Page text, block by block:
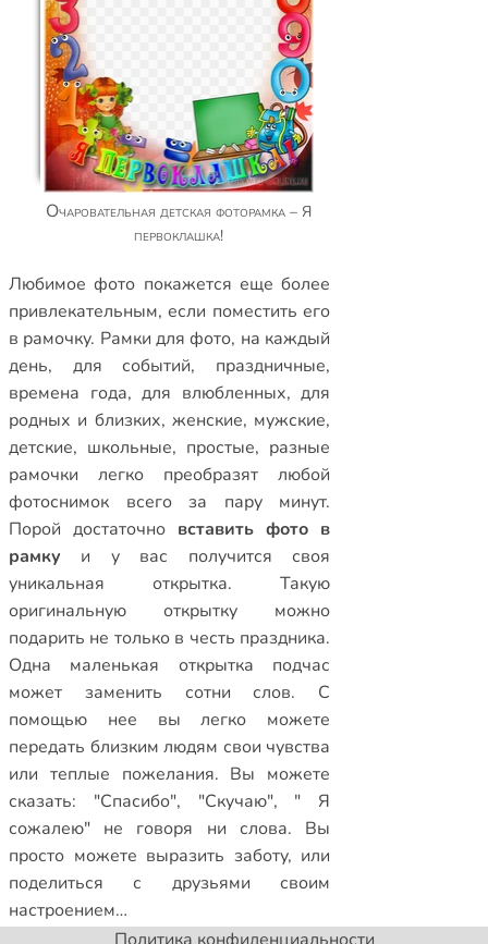
Очаровательная детская фоторамка – Я
первоклашка!
Любимое фото покажется еще более
привлекательным, если поместить его
в рамочку. Рамки для фото, на каждый
день, для событий, праздничные,
времена года,для влюбленных,для
родных и близких, женские, мужские,
детские, школьные, простые, разные
рамочки легко преобразят любой
фотоснимок всего за пару минут.
Порой достаточно вставить фото в
рамку и у вас получится своя
уникальная открытка. Такую
оригинальную открытку можно
подарить не только в честь праздника.
Одна маленькая открытка подчас
может заменить сотни слов. С
помощью нее вы легко можете
передать близким людям свои чувства
или теплые пожелания. Вы можете
сказать: "Спасибо", "Скучаю", " Я
сожалею" не говоря ни слова. Вы
просто можете выразить заботу, или
поделиться с друзьями своим
настроением…